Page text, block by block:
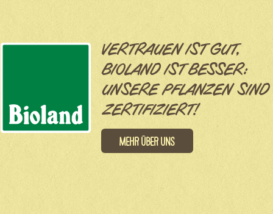
VERTRAUEN IST GUT,
BIOLAND IST BESSER:
UNSERE PFLANZEN SIND
ZERTIFIZIERT!
Mehr über uns